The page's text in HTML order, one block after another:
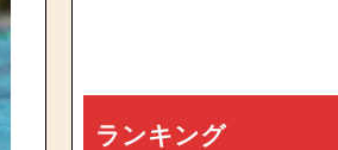
ランキング